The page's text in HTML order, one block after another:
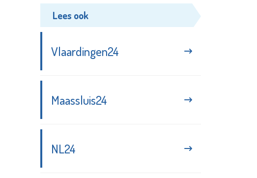
Lees ook
Vlaardingen24
Maassluis24
NL24